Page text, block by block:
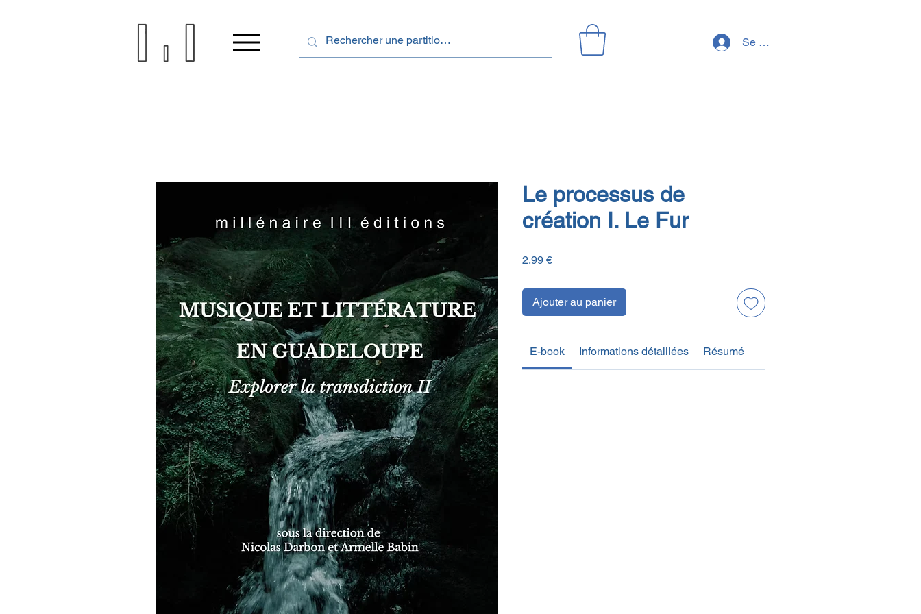
Se connecter
Le processus de
création I. Le Fur
2,99 €Prix
Ajouter au panier
E-book Informations détaillées Résumé